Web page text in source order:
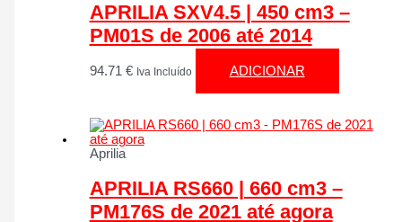
APRILIA SXV4.5 | 450 cm3 –
PM01S de 2006 até 2014
94.71 € Iva Incluído ADICIONAR
Aprilia
APRILIA RS660 | 660 cm3 –
PM176S de 2021 até agora